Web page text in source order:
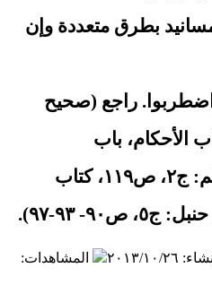
بطرق متعددة وإن
راجع (صحيح
ج٩، ص١٠١، كتاب الأحكام، باب
الاستخلاف) (صحيح مسلم: ج٢، ص١١٩، كتاب
٩٣-٩٧).
: ٢٠١٣/١٠/٢٦ المشاهدات: